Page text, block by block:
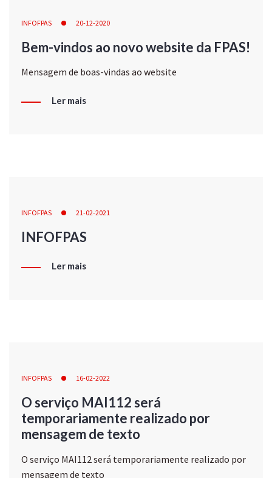
INFOFPAS 20-12-2020
Bem-vindos ao novo website da FPAS!
Mensagem de boas-vindas ao website
Ler mais
INFOFPAS 21-02-2021
INFOFPAS
Ler mais
INFOFPAS 16-02-2022
O serviço MAI112 será
temporariamente realizado por
mensagem de texto
O serviço MAI112 será temporariamente realizado por
mensagem de texto